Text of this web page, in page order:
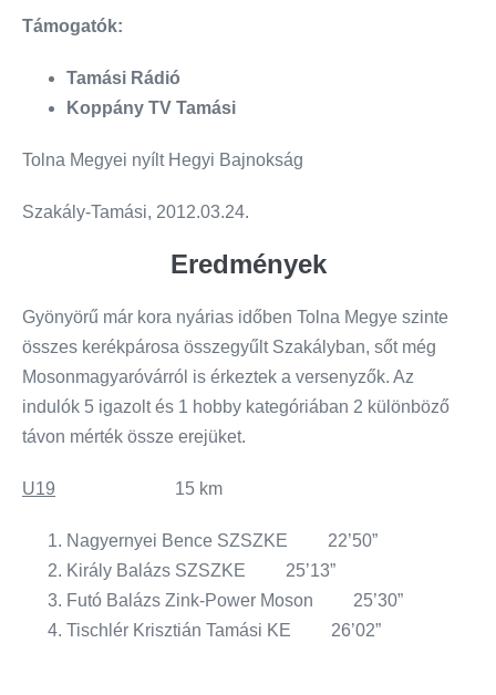
Támogatók:
Tamási Rádió
Koppány TV Tamási
Tolna Megyei nyílt Hegyi Bajnokság
Szakály-Tamási, 2012.03.24.
Eredmények
Gyönyörű már kora nyárias időben Tolna Megye szinte
összes kerékpárosa összegyűlt Szakályban, sőt még
Mosonmagyaróvárról is érkeztek a versenyzők. Az
indulók 5 igazolt és 1 hobby kategóriában 2 különböző
távon mérték össze erejüket.
U19 15 km
Nagyernyei Bence SZSZKE 22’50”
Király Balázs SZSZKE 25’13”
Futó Balázs Zink-Power Moson 25’30”
Tischlér Krisztián Tamási KE 26’02”